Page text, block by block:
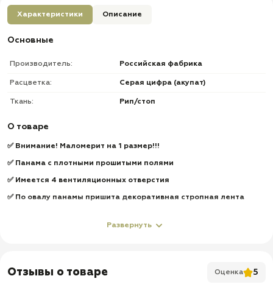
Характеристики Описание
Основные
Производитель: Российская фабрика
Расцветка: Серая цифра (акупат)
Ткань: Рип/стоп
О товаре
✅ Внимание! Маломерит на 1 размер!!!
✅ Панама с плотными прошитыми полями
✅ Имеется 4 вентиляционных отверстия
✅ По овалу панамы пришита декоративная стропная лента
Развернуть
Отзывы о товаре Оценка 5